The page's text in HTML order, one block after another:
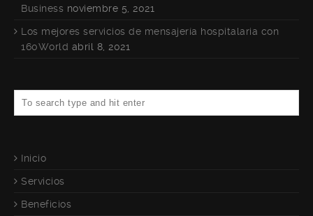
Business noviembre 5, 2021
Los mejores servicios de mensajería hospitalaria con
160World abril 8, 2021
Inicio
Servicios
Beneficios